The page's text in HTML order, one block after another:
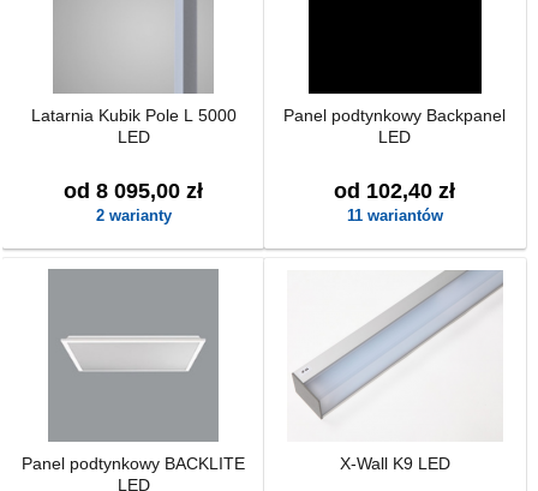
Latarnia Kubik Pole L 5000
LED
od 8 095,00 zł
2 warianty
Panel podtynkowy Backpanel
LED
od 102,40 zł
11 wariantów
Panel podtynkowy BACKLITE
LED
X-Wall K9 LED